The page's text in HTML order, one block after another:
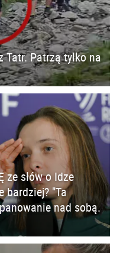
Tatr. Patrzą tylko na
ze słów o Idze
bardziej? "Ta
nad sobą.